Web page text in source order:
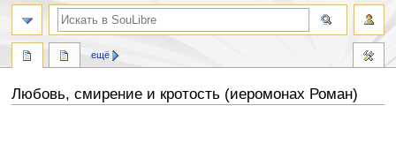
Любовь, смирение и кротость (иеромонах Роман)
ещё